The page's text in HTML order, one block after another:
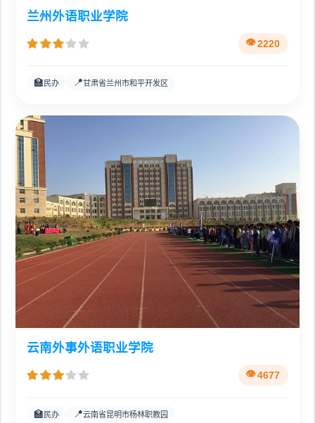
兰州外语职业学院
2220
🏫 民办 📍甘肃省兰州市和平开发区
云南外事外语职业学院
4677
🏫 民办 📍云南省昆明市杨林职教园